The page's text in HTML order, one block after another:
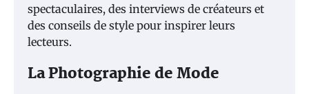
spectaculaires, des interviews de créateurs et
des conseils de style pour inspirer leurs
lecteurs.
La Photographie de Mode